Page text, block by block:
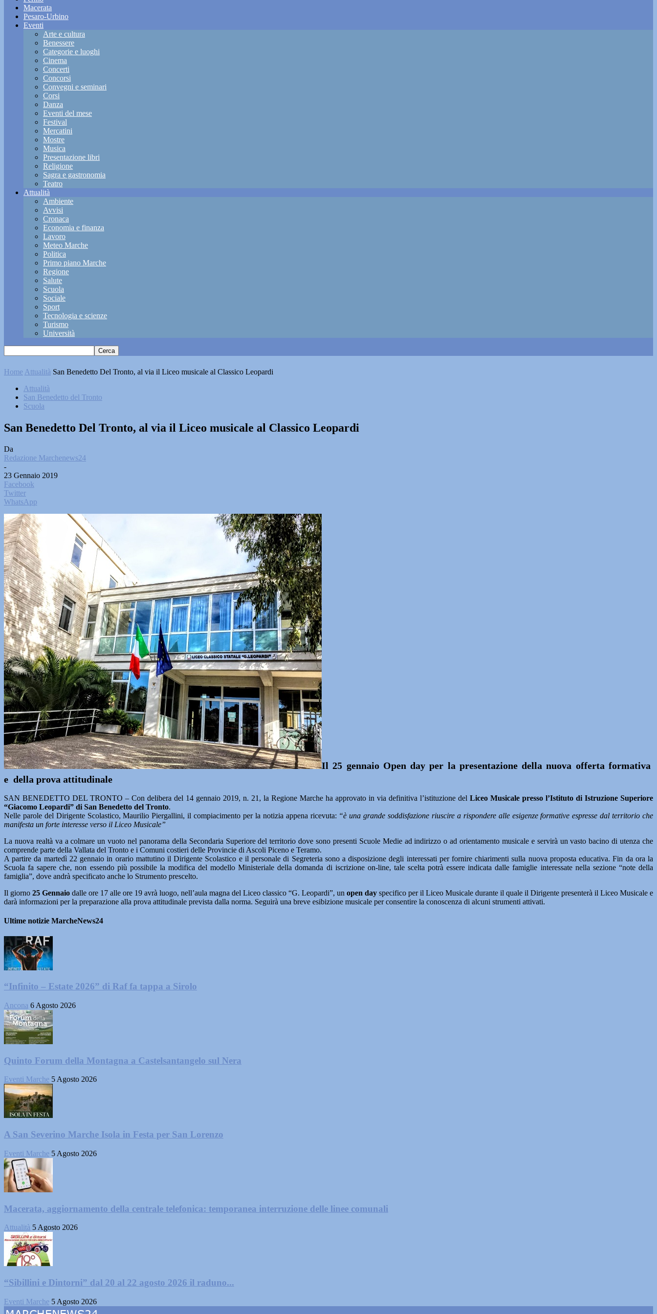
Macerata
Pesaro-Urbino
Eventi
Arte e cultura
Benessere
Categorie e luoghi
Cinema
Concerti
Concorsi
Convegni e seminari
Corsi
Danza
Eventi del mese
Festival
Mercatini
Mostre
Musica
Presentazione libri
Religione
Sagra e gastronomia
Teatro
Attualità
Ambiente
Avvisi
Cronaca
Economia e finanza
Lavoro
Meteo Marche
Politica
Primo piano Marche
Regione
Salute
Scuola
Sociale
Sport
Tecnologia e scienze
Turismo
Università
Home Attualità San Benedetto Del Tronto, al via il Liceo musicale al Classico Leopardi
Attualità
San Benedetto del Tronto
Scuola
San Benedetto Del Tronto, al via il Liceo musicale al Classico Leopardi
Da
Redazione Marchenews24
-
23 Gennaio 2019
Facebook
Twitter
WhatsApp
Il 25 gennaio Open day per la presentazione della nuova offerta formativa
e della prova attitudinale
SAN BENEDETTO DEL TRONTO – Con delibera del 14 gennaio 2019, n. 21, la Regione Marche ha approvato in via definitiva l’istituzione del Liceo Musicale presso l’Istituto di Istruzione Superiore
“Giacomo Leopardi” di San Benedetto del Tronto.
Nelle parole del Dirigente Scolastico, Maurilio Piergallini, il compiacimento per la notizia appena ricevuta: “è una grande soddisfazione riuscire a rispondere alle esigenze formative espresse dal territorio che
manifesta un forte interesse verso il Liceo Musicale”
La nuova realtà va a colmare un vuoto nel panorama della Secondaria Superiore del territorio dove sono presenti Scuole Medie ad indirizzo o ad orientamento musicale e servirà un vasto bacino di utenza che
comprende parte della Vallata del Tronto e i Comuni costieri delle Provincie di Ascoli Piceno e Teramo.
A partire da martedì 22 gennaio in orario mattutino il Dirigente Scolastico e il personale di Segreteria sono a disposizione degli interessati per fornire chiarimenti sulla nuova proposta educativa. Fin da ora la
Scuola fa sapere che, non essendo più possibile la modifica del modello Ministeriale della domanda di iscrizione on-line, tale scelta potrà essere indicata dalle famiglie interessate nella sezione “note della
famiglia”, dove andrà specificato anche lo Strumento prescelto.
Il giorno 25 Gennaio dalle ore 17 alle ore 19 avrà luogo, nell’aula magna del Liceo classico “G. Leopardi”, un open day specifico per il Liceo Musicale durante il quale il Dirigente presenterà il Liceo Musicale e
darà informazioni per la preparazione alla prova attitudinale prevista dalla norma. Seguirà una breve esibizione musicale per consentire la conoscenza di alcuni strumenti attivati.
Ultime notizie MarcheNews24
“Infinito – Estate 2026” di Raf fa tappa a Sirolo
Ancona 6 Agosto 2026
Quinto Forum della Montagna a Castelsantangelo sul Nera
Eventi Marche 5 Agosto 2026
A San Severino Marche Isola in Festa per San Lorenzo
Eventi Marche 5 Agosto 2026
Macerata, aggiornamento della centrale telefonica: temporanea interruzione delle linee comunali
Attualità 5 Agosto 2026
“Sibillini e Dintorni” dal 20 al 22 agosto 2026 il raduno...
Eventi Marche 5 Agosto 2026